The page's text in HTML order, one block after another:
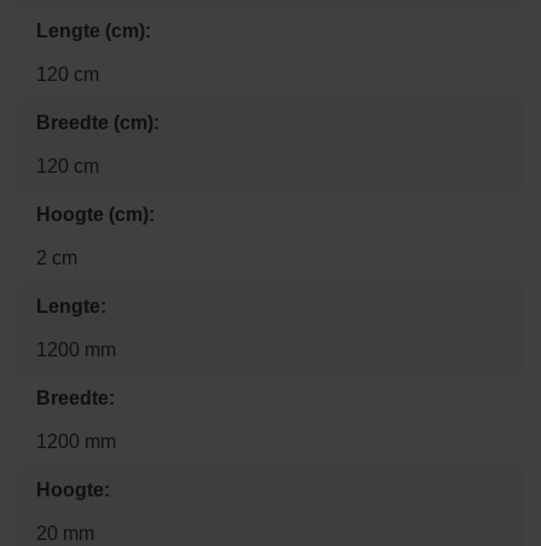
Lengte (cm):
120 cm
Breedte (cm):
120 cm
Hoogte (cm):
2 cm
Lengte:
1200 mm
Breedte:
1200 mm
Hoogte:
20 mm